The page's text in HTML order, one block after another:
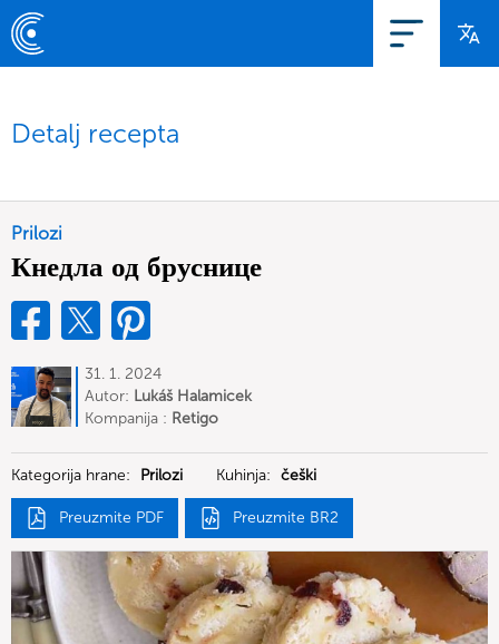
Detalj recepta
Prilozi
Кнедла од бруснице
31. 1. 2024
Autor: Lukáš Halamicek
Kompanija : Retigo
Kategorija hrane: Prilozi Kuhinja: češki
Preuzmite PDF Preuzmite BR2